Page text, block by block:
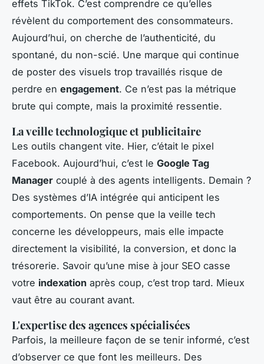
effets TikTok. C’est comprendre ce qu’elles
révèlent du comportement des consommateurs.
Aujourd’hui, on cherche de l’authenticité, du
spontané, du non-scié. Une marque qui continue
de poster des visuels trop travaillés risque de
perdre en engagement. Ce n’est pas la métrique
brute qui compte, mais la proximité ressentie.
La veille technologique et publicitaire
Les outils changent vite. Hier, c’était le pixel
Facebook. Aujourd’hui, c’est le Google Tag
Manager couplé à des agents intelligents. Demain ?
Des systèmes d’IA intégrée qui anticipent les
comportements. On pense que la veille tech
concerne les développeurs, mais elle impacte
directement la visibilité, la conversion, et donc la
trésorerie. Savoir qu’une mise à jour SEO casse
votre indexation après coup, c’est trop tard. Mieux
vaut être au courant avant.
L'expertise des agences spécialisées
Parfois, la meilleure façon de se tenir informé, c’est
d’observer ce que font les meilleurs. Des